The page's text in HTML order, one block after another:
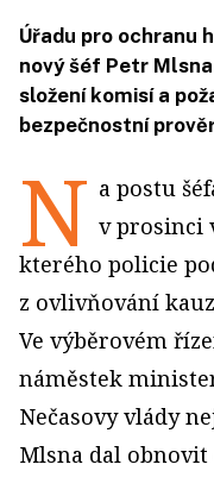
Úřadu pro ochranu
nový šéf Petr
složení komisí a
bezpečnostní
N a postu
v prosinci
kterého policie
z ovlivňování
Ve výběrovém
náměstek
Nečasovy vlády
Mlsna dal